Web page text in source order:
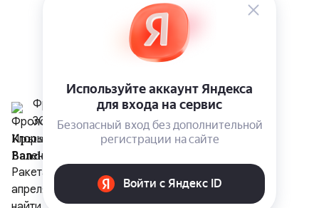
Фролов И.В., к.т.н.
30 июля
Крылатая ракета S8000 Бандероль (S8000
Banderol), Россия
Ракета используется в боевых действиях с
апреля 2025 года, но до сих пор не удалось